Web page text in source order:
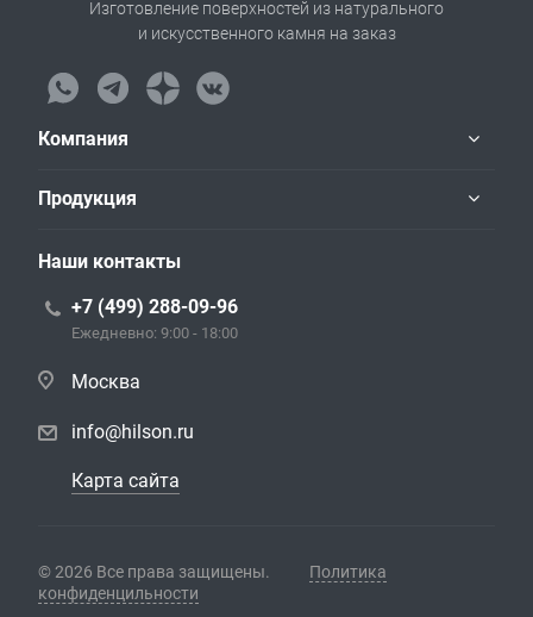
Изготовление поверхностей из натурального
и искусственного камня на заказ
Компания
Продукция
Наши контакты
+7 (499) 288-09-96
Ежедневно: 9:00 - 18:00
Москва
info@hilson.ru
Карта сайта
© 2026 Все права защищены.
Политика
конфиденцильности